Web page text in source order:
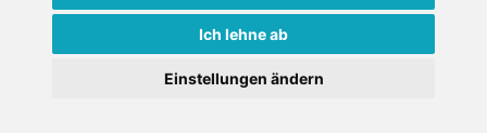
Ich lehne ab
Einstellungen ändern
Copyright ©2026 Schneemenschen GmbH